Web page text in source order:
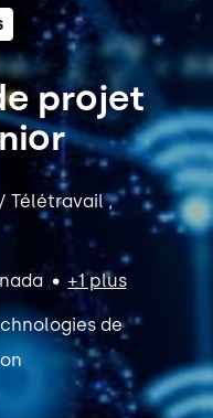
projet
Télétravail ,
• +1 plus
de